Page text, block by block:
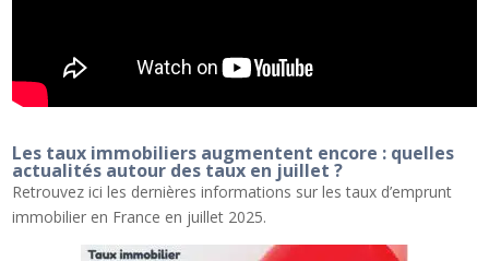
Les taux immobiliers augmentent encore : quelles
actualités autour des taux en juillet ?
Retrouvez ici les dernières informations sur les taux d’emprunt
immobilier en France en juillet 2025.